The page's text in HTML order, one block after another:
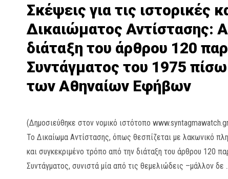
Σκέψεις για τις ιστορικές
Δικαιώματος Αντίστασης:
διάταξη του άρθρου 120
Συντάγματος του 1975
των Αθηναίων Εφήβων
(Δημοσιεύθηκε στον νομικό ιστότοπο
Το Δικαίωμα Αντίστασης, όπως θεσπίζεται με λακωνικό
και συγκεκριμένο τρόπο από την διάταξη του άρθρου 120
Συντάγματος, συνιστά μία από τις θεμελιώδεις –μάλλον δε